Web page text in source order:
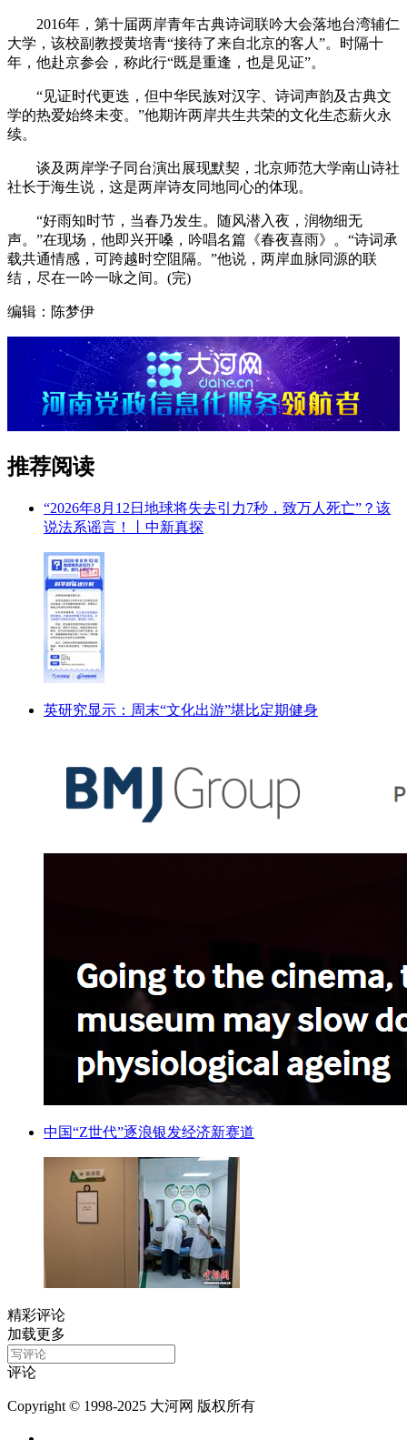
2016年，第十届两岸青年古典诗词联吟大会落地台湾辅仁
大学，该校副教授黄培青“接待了来自北京的客人”。时隔十
年，他赴京参会，称此行“既是重逢，也是见证”。
“见证时代更迭，但中华民族对汉字、诗词声韵及古典文
学的热爱始终未变。”他期许两岸共生共荣的文化生态薪火永
续。
谈及两岸学子同台演出展现默契，北京师范大学南山诗社
社长于海生说，这是两岸诗友同地同心的体现。
“好雨知时节，当春乃发生。随风潜入夜，润物细无
声。”在现场，他即兴开嗓，吟唱名篇《春夜喜雨》。“诗词承
载共通情感，可跨越时空阻隔。”他说，两岸血脉同源的联
结，尽在一吟一咏之间。(完)
编辑：陈梦伊
推荐阅读
“2026年8月12日地球将失去引力7秒，致万人死亡”？该
说法系谣言！丨中新真探
英研究显示：周末“文化出游”堪比定期健身
中国“Z世代”逐浪银发经济新赛道
精彩评论
加载更多
评论
Copyright © 1998-2025 大河网 版权所有